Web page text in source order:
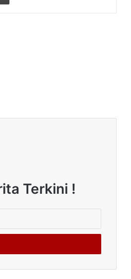
Terkini !